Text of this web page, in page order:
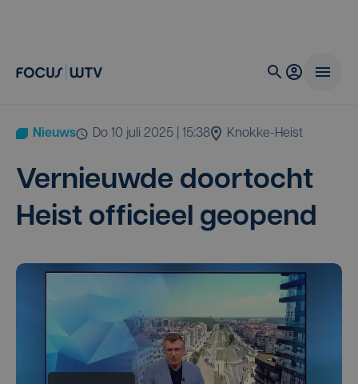
Nieuws do 10 juli 2025 | 15:38 Knokke-Heist
Ver­nieuw­de door­tocht
Heist offi­ci­eel geopend